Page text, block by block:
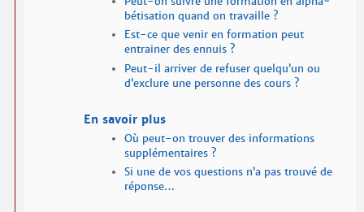
bétisation quand on travaille ?
Est-ce que venir en formation peut
entrainer des ennuis ?
Peut-il arriver de refuser quelqu’un ou
d’exclure une personne des cours ?
En savoir plus
Où peut-on trouver des informations
supplémentaires ?
Si une de vos questions n’a pas trouvé de
réponse…